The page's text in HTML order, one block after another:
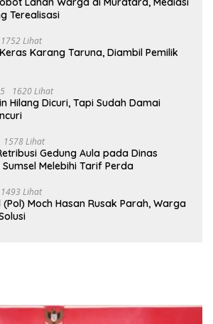
Terealisasi
1752 Lihat
Karang Taruna, Diambil Pemilik
1620 Lihat
Hilang Dicuri, Tapi Sudah Damai
1578 Lihat
Gedung Aula pada Dinas
Melebihi Tarif Perda
1493 Lihat
Moch Hasan Rusak Parah, Warga